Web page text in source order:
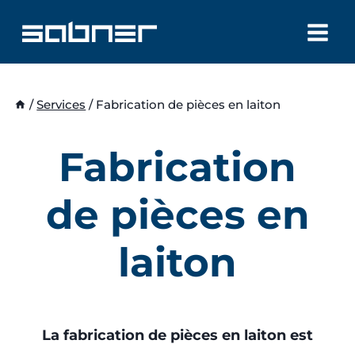
contenu
/ Services / Fabrication de pièces en laiton
Fabrication
de pièces en
laiton
La fabrication de pièces en laiton est